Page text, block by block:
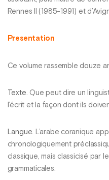
Rennes II (1985-1991) et
Presentation
Ce volume rassemble douze
Texte. Que peut dire un
l’écrit et la façon dont ils
Langue. L’arabe coranique
chronologiquement
classique, mais classicisé par
grammaticales.